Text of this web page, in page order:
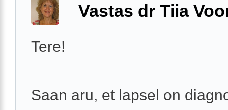
Vastas dr Tiia
Tere!
Saan aru, et lapsel on